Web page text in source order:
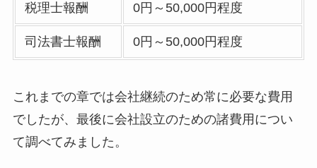
税理士報酬 0円～50,000円程度
司法書士報酬 0円～50,000円程度
これまでの章では会社継続のため常に必要な費用
でしたが、最後に会社設立のための諸費用につい
て調べてみました。